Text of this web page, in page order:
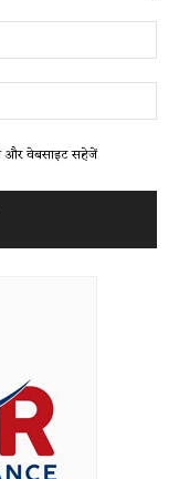
और वेबसाइट सहेजें